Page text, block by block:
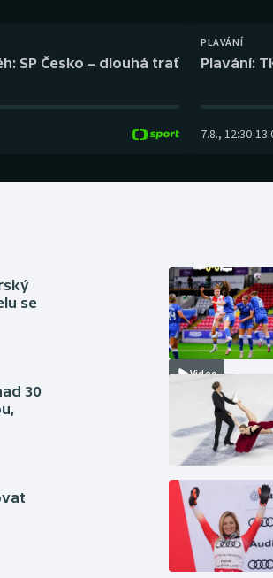
Veslování
Volejbal
SP Česko – dlouhá trať
PLAVÁNÍ
Plavání:
7.8., 12:30-
se
30
Video